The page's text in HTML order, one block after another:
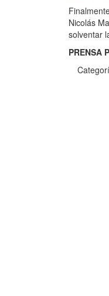
Nicolás
solventar
PRENSA